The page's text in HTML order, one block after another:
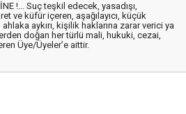
!... Suç teşkil edecek, yasadışı,
ve küfür içeren, aşağılayıcı, küçük
aykırı, kişilik haklarına zarar verici ya
doğan her türlü mali, hukuki, cezai,
Üye/Üyeler’e aittir.